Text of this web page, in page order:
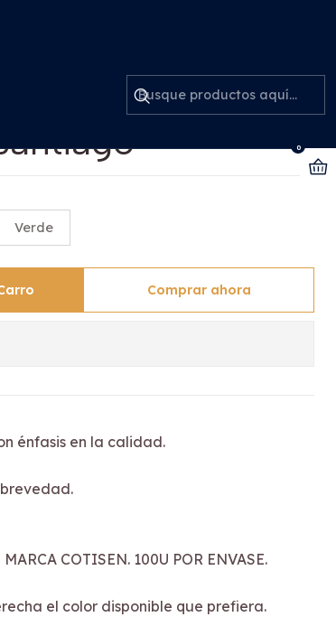
0
Uso Dental
Verde
Comprar ahora
énfasis en la calidad.
COTISEN. 100U POR ENVASE.
el color disponible que prefiera.